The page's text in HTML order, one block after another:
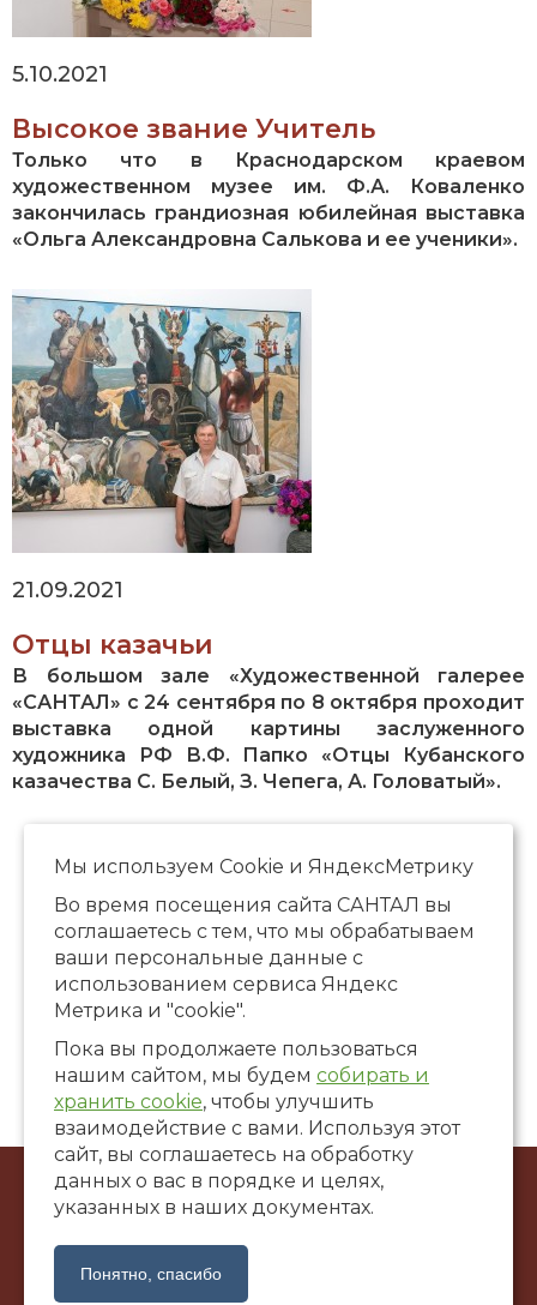
5.10.2021
Высокое звание Учитель
Только что в Краснодарском краевом
художественном музее им. Ф.А. Коваленко
закончилась грандиозная юбилейная выставка
«Ольга Александровна Салькова и ее ученики».
21.09.2021
Отцы казачьи
В большом зале «Художественной галерее
«САНТАЛ» с 24 сентября по 8 октября проходит
выставка одной картины заслуженного
художника РФ В.Ф. Папко «Отцы Кубанского
казачества С. Белый, З. Чепега, А. Головатый».
Страницы
9
… следующая › последняя »
© ООО Художественная галерея «САНТАЛ», 2002-2026
г. Краснодар, ул. Коммунаров, 58
santalgallery@yandex.ru
Мы используем Сookie и ЯндексМетрику
Во время посещения сайта САНТАЛ вы
соглашаетесь с тем, что мы обрабатываем
ваши персональные данные с
использованием сервиса Яндекс
Метрика и "cookie".
Пока вы продолжаете пользоваться
нашим сайтом, мы будем собирать и
хранить cookie, чтобы улучшить
взаимодействие с вами. Используя этот
сайт, вы соглашаетесь на обработку
данных о вас в порядке и целях,
указанных в наших документах.
Понятно, спасибо